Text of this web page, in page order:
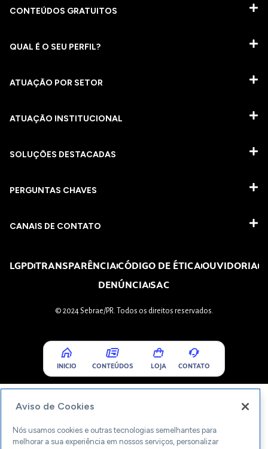
CONTEÚDOS GRATUITOS
QUAL É O SEU PERFIL?
ATUAÇÃO POR SETOR
ATUAÇÃO INSTITUCIONAL
SOLUÇÕES DESTACADAS
PERGUNTAS CHAVES​
CANAIS DE CONTATO
LGPDTRANSPARÊNCIACÓDIGO DE ÉTICAOUVIDORIA
DENÚNCIASAC
© 2024 Sebrae/PR. Todos os direitos reservados.
INICIO CONTEÚDOS LOJA CONTATO
Aviso de Cookies
Nós usamos cookies e outras tecnologias semelhantes para
melhorar a sua experiência em nossos serviços, personalizar